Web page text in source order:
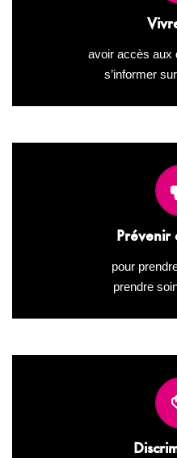
avoir accès aux
s’informer
Vivre avec le VIH en
Prévenir
pour
prendre
Toutes les informations
VIH-sida, des hépatites,
Le sida s’immisce là où
et aux droits subsistent
contre le sida a permis à